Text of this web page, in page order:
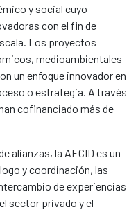
y social cuyo
con el fin de
Los proyectos
medioambientales
un enfoque innovador en
o estrategia. A través
cofinanciado más de
alianzas, la AECID es un
y coordinación, las
de experiencias
sector privado y el